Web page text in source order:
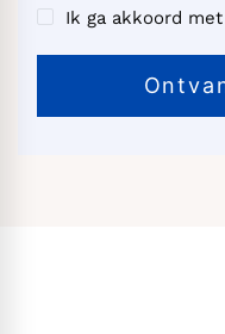
Ik ga akkoord